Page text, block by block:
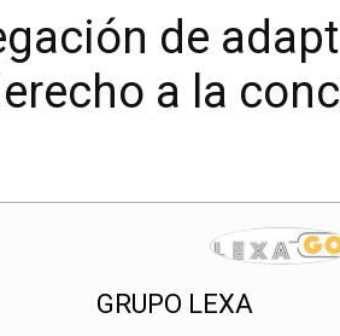
de
a la
GRUPO LEXA